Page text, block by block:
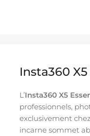
Insta360
L’Insta360 X5
professionnels,
exclusivement chez
incarne sommet